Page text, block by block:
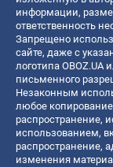
информации,
ответственность
Запрещено
сайте, даже с
логотипа OBOZ.UA
письменного
Незаконным
любое
распространение,
использованием,
распространение,
изменения